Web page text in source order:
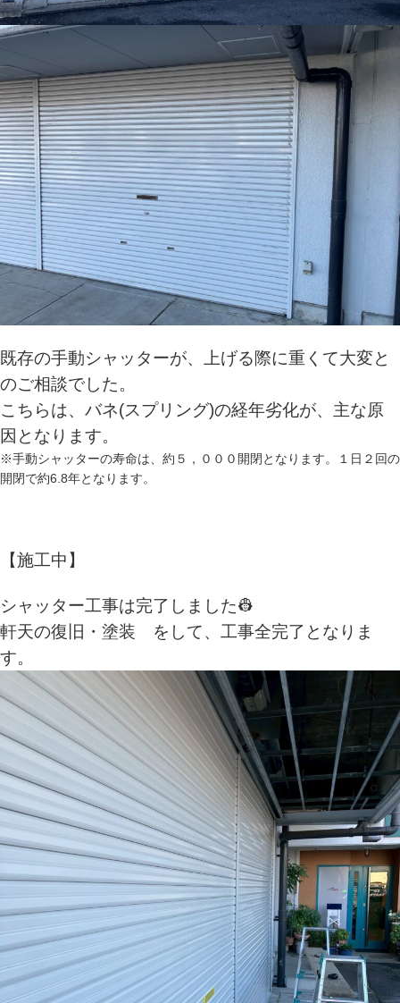
既存の手動シャッターが、上げる際に重くて大変と
のご相談でした。
こちらは、バネ(スプリング)の経年劣化が、主な原
因となります。
※手動シャッターの寿命は、約５，０００開閉となります。１日２回の
開閉で約6.8年となります。
【施工中】
シャッター工事は完了しました👷
軒天の復旧・塗装 をして、工事全完了となりま
す。